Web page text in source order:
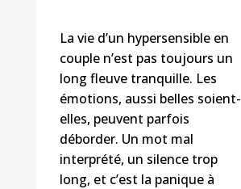
La vie d’un hypersensible en
couple n’est pas toujours un
long fleuve tranquille. Les
émotions, aussi belles soient-
elles, peuvent parfois
déborder. Un mot mal
interprété, un silence trop
long, et c’est la panique à